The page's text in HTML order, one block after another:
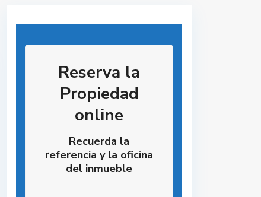
Reserva la
Propiedad
online
Recuerda la
referencia y la oficina
del inmueble